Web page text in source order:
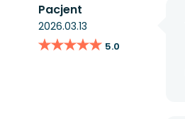
Pacjent
2026.03.13
★★★★★
★★★★★ 5.0